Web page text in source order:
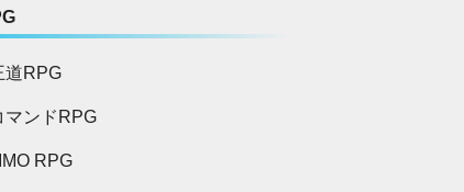
道RPG
マンドRPG
RPG